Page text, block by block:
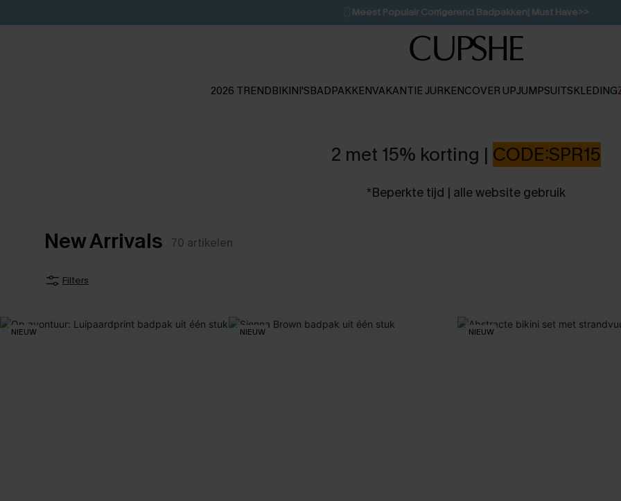
🩱 Meest Populair Corrigerend Badpakken| Must Have>>
💌Abonneer je & ontvang tot 15% korting>>
Koop 3, krijg 15% korting | CODE: SW15
2026 TRENDBIKINI'SBADPAKKENVAKANTIE JURKENCOVER UPJUMPSUITSKLEDING
2 met 15% korting | CODE:SPR15
*Beperkte tijd | alle website gebruik
New Arrivals 70 artikelen
Filters
NIEUW NIEUW NIEUW